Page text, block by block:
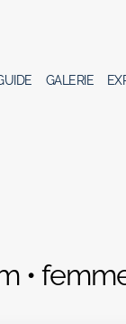
GALERIE
•